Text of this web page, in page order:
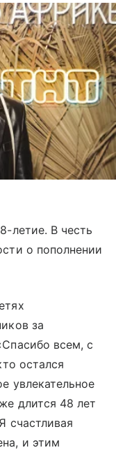
летие. В честь
о пополнении
за
всем, с
остался
увлекательное
длится 48 лет
счастливая
и этим